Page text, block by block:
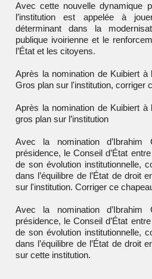
Avec cette nouvelle dynamique
l’institution est appelée à
déterminant dans la
publique ivoirienne et le
l’État et les citoyens.
Après la nomination de Kuibiert
Gros plan sur l'institution, corriger
Après la nomination de Kuibiert à
gros plan sur l’institution
Avec la nomination
présidence, le Conseil d’État
de son évolution institutionnelle,
dans l’équilibre de l’État de droit
sur l'institution. Corriger ce
Avec la nomination
présidence, le Conseil d’État
de son évolution institutionnelle,
dans l’équilibre de l’État de droit
sur cette institution.